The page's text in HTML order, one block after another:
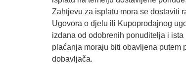
Zahtjevu za isplatu mora se dostaviti
Ugovora o djelu ili Kupoprodajnog
izdana od odobrenih ponuditelja i
plaćanja moraju biti obavljena putem
dobavljača.